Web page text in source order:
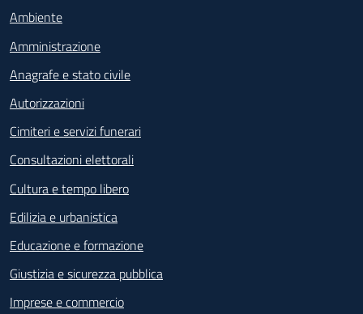
Ambiente
Amministrazione
Anagrafe e stato civile
Autorizzazioni
Cimiteri e servizi funerari
Consultazioni elettorali
Cultura e tempo libero
Edilizia e urbanistica
Educazione e formazione
Giustizia e sicurezza pubblica
Imprese e commercio